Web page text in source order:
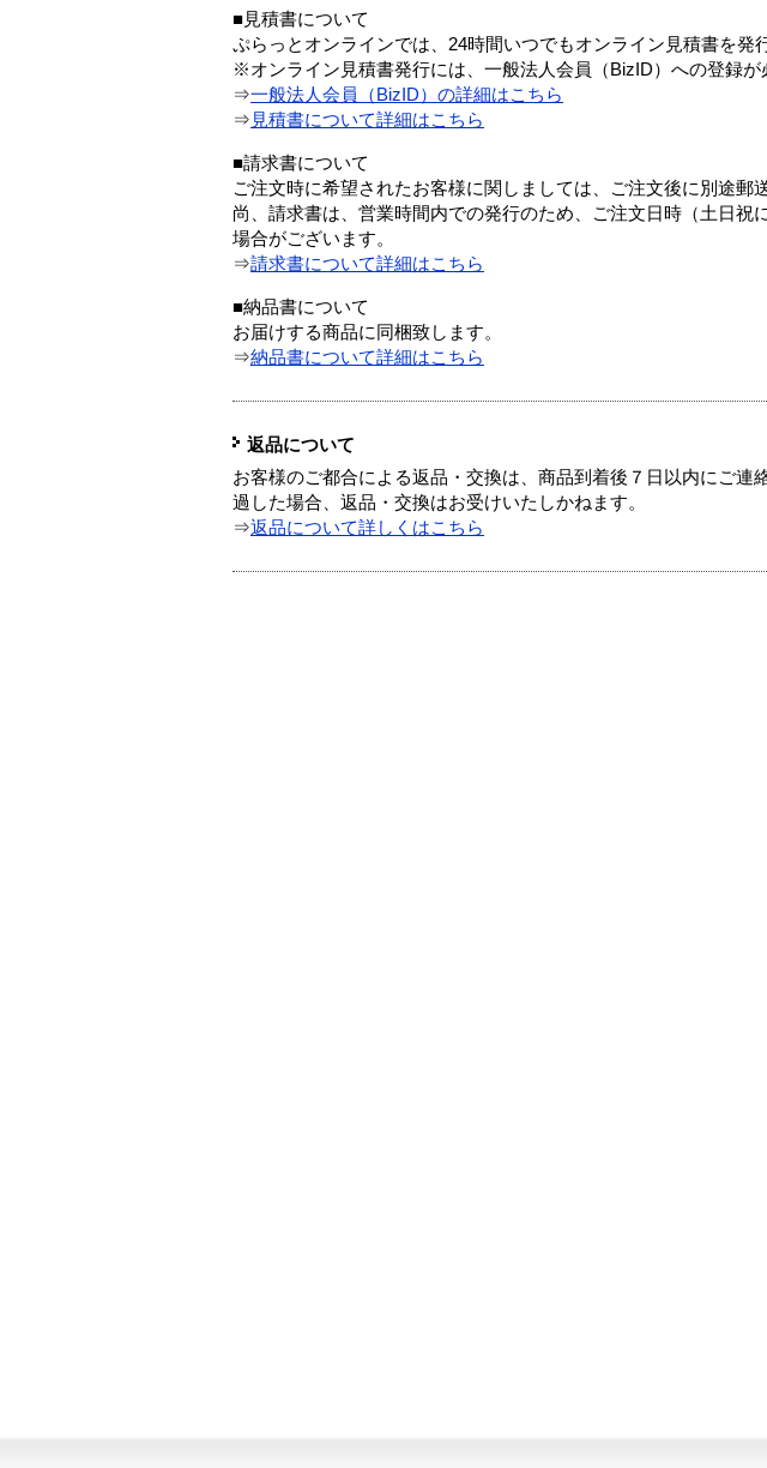
■見積書について
ぷらっとオンラインでは、24時間いつでもオンライン見積書を発
※オンライン見積書発行には、一般法人会員（BizID）への登録が
⇒一般法人会員（BizID）の詳細はこちら
⇒ 見積書について詳細はこちら
■請求書について
ご注文時に希望されたお客様に関しましては、ご注文後に別途郵
尚、請求書は、営業時間内での発行のため、ご注文日時（土日
場合がございます。
⇒請求書について詳細はこちら
■納品書について
お届けする商品に同梱致します。
⇒納品書について詳細はこちら
返品について
お客様のご都合による返品・交換は、商品到着後７日以内にご
過した場合、返品・交換はお受けいたしかねます。
⇒返品について詳しくはこちら